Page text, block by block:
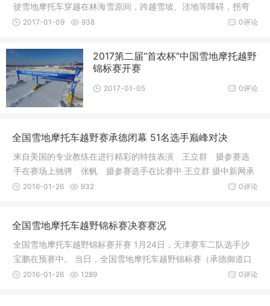
驶雪地摩托车穿越在林海雪原间，跨越雪坡、洼地等障碍，拐弯
处掀起
0评论
2017-01-09 938
2017第二届“首农杯”中国雪地摩托越野
锦标赛开赛
0评论
2017-01-05
全国雪地摩托车越野赛承德闭幕 51名选手巅峰对决
来自美国的专业教练在进行精彩的特技表演 王立群 摄参赛选
手在赛场上驰骋 张帆 摄参赛选手在比赛中 王立群 摄中新网承
德1月2
0评论
2016-01-26 932
全国雪地摩托车越野锦标赛决赛赛况
全国雪地摩托车越野锦标赛开赛 1月24日，天津赛车二队选手沙
宝鹏在预赛中。 当日，全国雪地摩托车越野锦标赛（承德御道口
站）在
0评论
2016-01-26 1289